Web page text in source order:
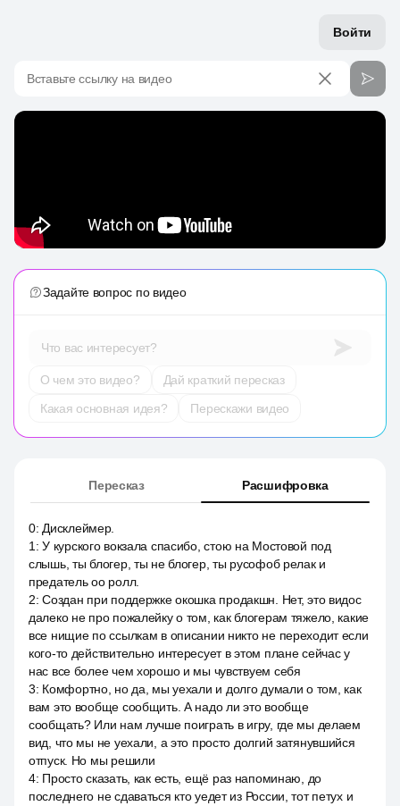
Войти
Вставьте ссылку на видео
Задайте вопрос по видео
Что вас интересует?
О чем это видео?
Дай краткий пересказ
Какая основная идея?
Перескажи видео
Пересказ Расшифровка
0: Дисклеймер.
1 :У курского вокзала спасибо, стою на Мостовой под
слышь, ты блогер, ты не блогер, ты русофоб релак и
предатель оо ролл.
2:Создан при поддержке окошка продакшн. Нет, это видос
далеко не про пожалейку о том, как блогерам тяжело, какие
все нищие по ссылкам в описании никто не переходит если
кого-то действительно интересует в этом плане сейчас у
нас все более чем хорошо и мы чувствуем себя
3: Комфортно, но да, мы уехали и долго думали о том, как
вам это вообще сообщить. А надо ли это вообще
сообщать? Или нам лучше поиграть в игру, где мы делаем
вид, что мы не уехали, а это просто долгий затянувшийся
отпуск. Но мы решили
4: Просто сказать, как есть, ещё раз напоминаю, до
последнего не сдаваться кто уедет из России, тот петух и